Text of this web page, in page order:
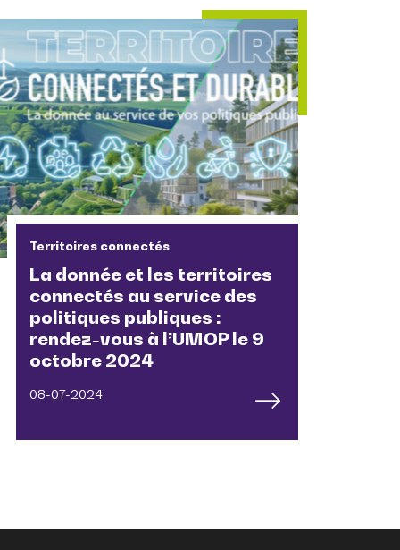
Territoires connectés
La donnée et les territoires
connectés au service des
politiques publiques :
rendez-vous à l’UMOP le 9
octobre 2024
08-07-2024